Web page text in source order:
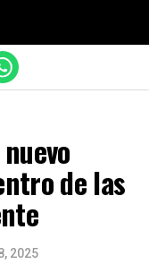
de las
2025